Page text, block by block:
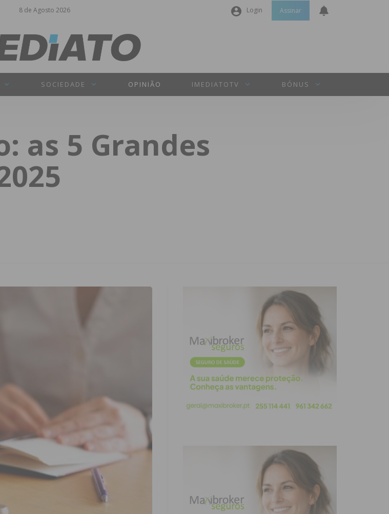
8 de Agosto 2026 Login
Senha
Assinar
SOCIEDADE OPINIÃO IMEDIATOTV BÓNUS
as 5 Grandes